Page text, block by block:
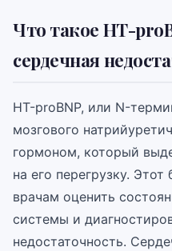
Что такое НТ-
сердечная
НТ-proBNP, или N-
мозгового
гормоном, который
на его перегрузку.
врачам оценить
системы и
недостаточность.